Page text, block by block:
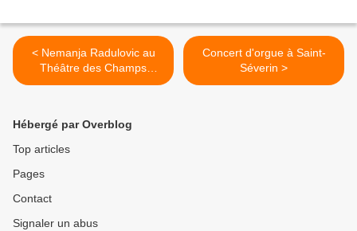
< Nemanja Radulovic au
Théâtre des Champs
Elysées
Concert d'orgue à Saint-
Séverin >
Hébergé par Overblog
Top articles
Pages
Contact
Signaler un abus